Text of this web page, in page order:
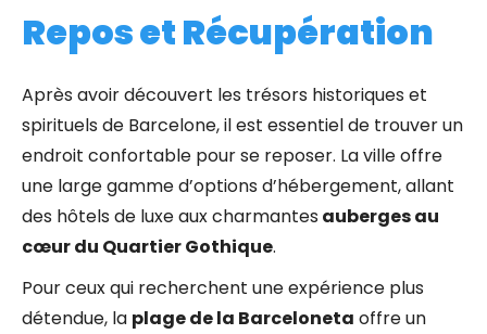
Repos et Récupération
Après avoir découvert les trésors historiques et
spirituels de Barcelone, il est essentiel de trouver un
endroit confortable pour se reposer. La ville offre
une large gamme d’options d’hébergement, allant
des hôtels de luxe aux charmantes auberges au
cœur du Quartier Gothique.
Pour ceux qui recherchent une expérience plus
détendue, la plage de la Barceloneta offre un